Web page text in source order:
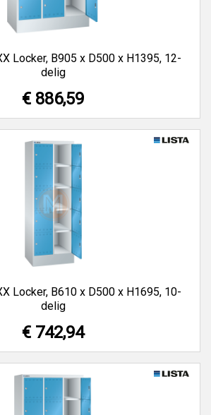
Locker, B905 x D500 x H1395, 12-
delig
€ 886,59
Locker, B610 x D500 x H1695, 10-
delig
€ 742,94